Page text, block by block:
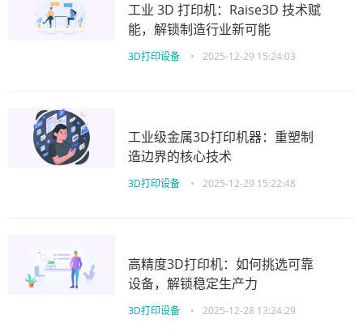
工业 3D 打印机：Raise3D 技术赋
能，解锁制造行业新可能
3D打印设备 • 2025-12-29 15:24:03
工业级金属3D打印机器：重塑制
造边界的核心技术
3D打印设备 • 2025-12-29 15:22:48
高精度3D打印机：如何挑选可靠
设备，解锁稳定生产力
3D打印设备 • 2025-12-28 13:24:29